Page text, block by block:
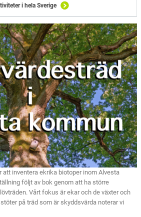
i hela Sverige
att inventera ekrika biotoper inom Alvesta
följt av bok genom att ha större
Vårt fokus är ekar och de växter och
på träd som är skyddsvärda noterar vi